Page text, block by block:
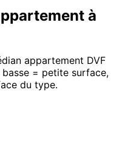
à
appartement DVF
basse = petite surface,
du type.